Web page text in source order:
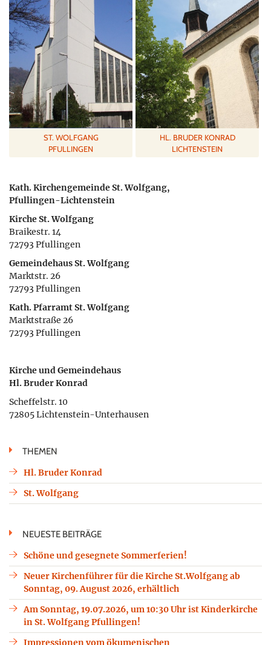
ST. WOLFGANG
PFULLINGEN
HL. BRUDER KONRAD
LICHTENSTEIN
Kath. Kirchengemeinde St. Wolfgang,
Pfullingen-Lichtenstein
Kirche St. Wolfgang
Braikestr. 14
72793 Pfullingen
Gemeindehaus St. Wolfgang
Marktstr. 26
72793 Pfullingen
Kath. Pfarramt St. Wolfgang
Marktstraße 26
72793 Pfullingen
Kirche und Gemeindehaus
Hl. Bruder Konrad
Scheffelstr. 10
72805 Lichtenstein-Unterhausen
THEMEN
Hl. Bruder Konrad
St. Wolfgang
NEUESTE BEITRÄGE
Schöne und gesegnete Sommerferien!
Neuer Kirchenführer für die Kirche St.Wolfgang ab
Sonntag, 09. August 2026, erhältlich
Am Sonntag, 19.07.2026, um 10:30 Uhr ist Kinderkirche
in St. Wolfgang Pfullingen!
Impressionen vom ökumenischen